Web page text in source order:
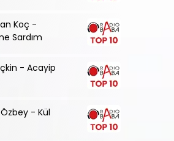
Koç -
Sardım
- Acayip
- Kül